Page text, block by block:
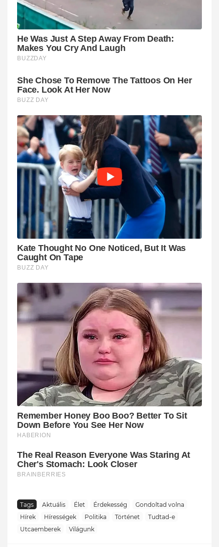
Tags Aktuális Élet Érdekesség
Gondoltad volna
Hírek
Hírességek Politika Történet
Tudtad-e
Utcaemberek
Világunk